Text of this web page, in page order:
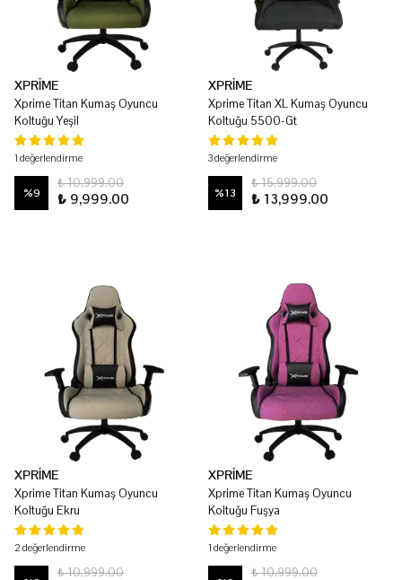
XPRİME
Xprime Titan Kumaş Oyuncu
Koltuğu Yeşil
1 değerlendirme
%9
₺ 10,999.00
₺ 9,999.00
XPRİME
Xprime Titan XL Kumaş Oyuncu
Koltuğu 5500-Gt
3 değerlendirme
%13
₺ 15,999.00
₺ 13,999.00
XPRİME
Xprime Titan Kumaş Oyuncu
Koltuğu Ekru
2 değerlendirme
₺ 10,999.00
XPRİME
Xprime Titan Kumaş Oyuncu
Koltuğu Fuşya
1 değerlendirme
₺ 10,999.00